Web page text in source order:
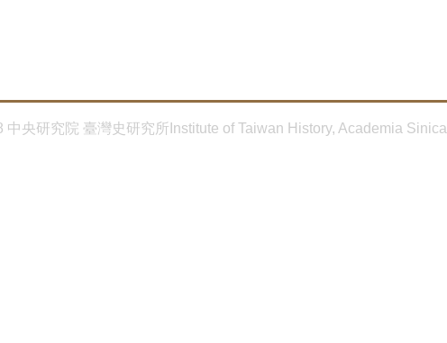
中央研究院 臺灣史研究所Institute of Taiwan History, Academia Sinica